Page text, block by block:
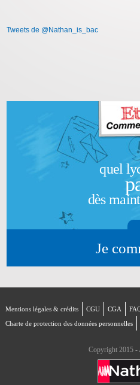
Tweets de @Nathan_is_bac
quel
dès
Je
Mentions légales & crédits CGU CGA
Charte de protection des données personnelles
Copyright 2015